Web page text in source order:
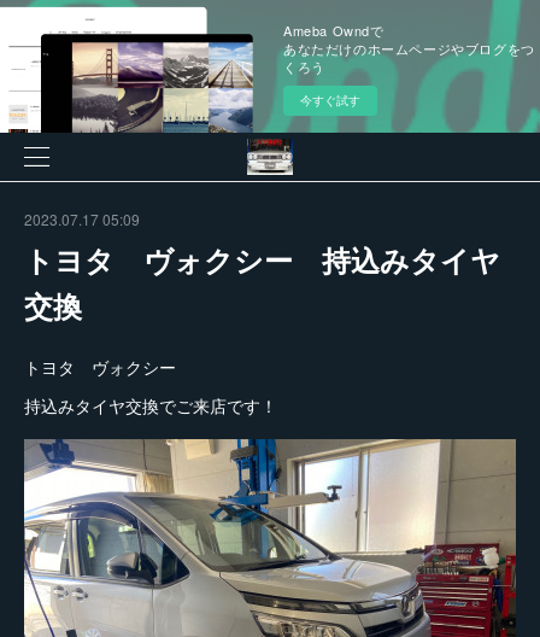
Ameba Owndで
あなただけのホームページやブログをつ
くろう
今すぐ試す
2023.07.17 05:09
トヨタ ヴォクシー 持込みタイヤ
交換
トヨタ ヴォクシー
持込みタイヤ交換でご来店です！